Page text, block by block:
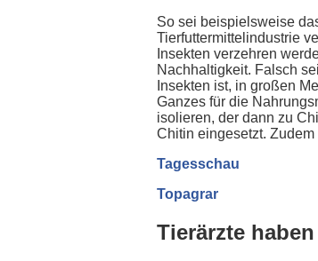
So sei beispielsweise
Tierfuttermittelindustrie
Insekten verzehren
Nachhaltigkeit. Falsch
Insekten ist, in großen
Ganzes für die
isolieren, der dann zu
Chitin eingesetzt.
Tagesschau
Topagrar
Tierärzte